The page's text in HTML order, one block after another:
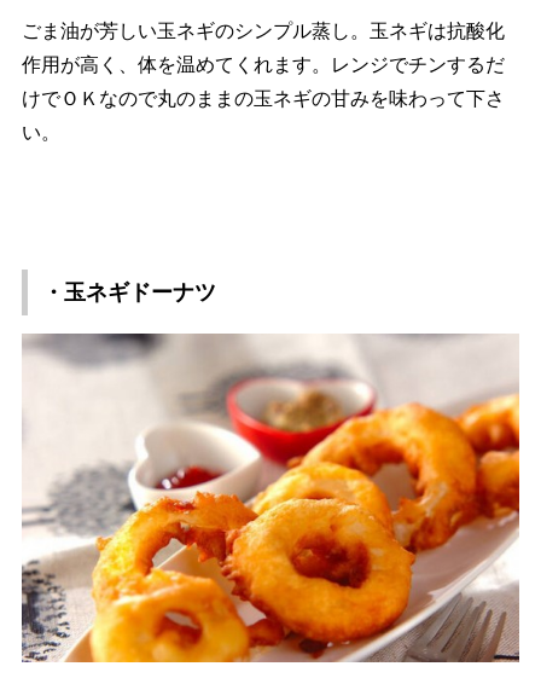
ごま油が芳しい玉ネギのシンプル蒸し。玉ネギは抗酸化
作用が高く、体を温めてくれます。レンジでチンするだ
けでＯＫなので丸のままの玉ネギの甘みを味わって下さ
い。
・玉ネギドーナツ